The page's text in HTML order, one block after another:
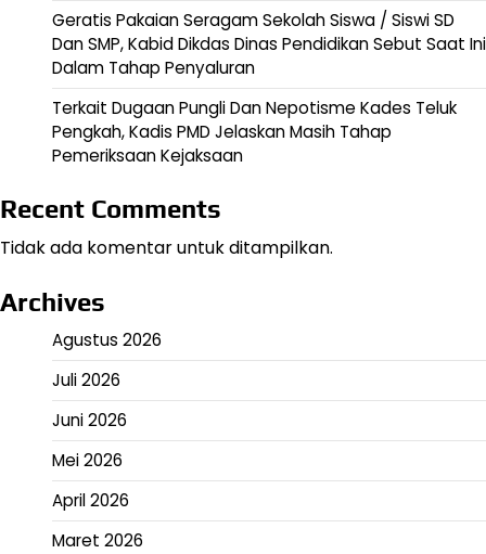
Geratis Pakaian Seragam Sekolah Siswa / Siswi SD
Dan SMP, Kabid Dikdas Dinas Pendidikan Sebut Saat Ini
Dalam Tahap Penyaluran
Terkait Dugaan Pungli Dan Nepotisme Kades Teluk
Pengkah, Kadis PMD Jelaskan Masih Tahap
Pemeriksaan Kejaksaan
Recent Comments
Tidak ada komentar untuk ditampilkan.
Archives
Agustus 2026
Juli 2026
Juni 2026
Mei 2026
April 2026
Maret 2026